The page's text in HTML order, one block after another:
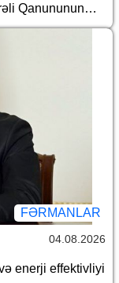
dəyişiklik
Qanununun
Məcəlləsinin
499 nömrəli
FƏRMANLAR
04.08.2026
enerji effektivliyi